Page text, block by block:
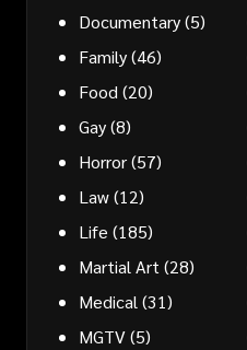
Documentary(5)
Family(46)
Food(20)
Gay(8)
Horror(57)
Law(12)
Life (185)
Martial Art(28)
Medical(31)
MGTV(5)